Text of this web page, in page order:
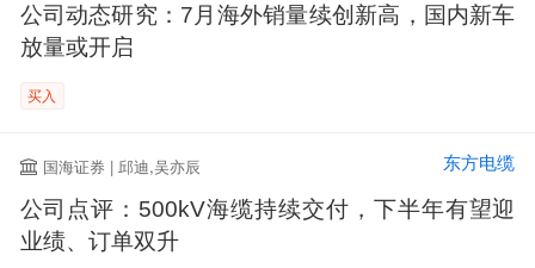
公司动态研究：7月海外销量续创新高，国内新车
放量或开启
买入
国海证券 | 邱迪,吴亦辰 东方电缆
公司点评：500kV海缆持续交付，下半年有望迎
业绩、订单双升